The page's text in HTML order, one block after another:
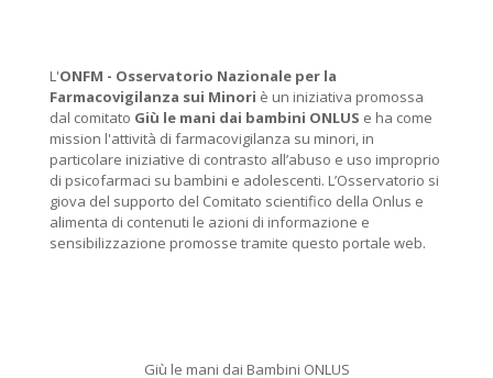
L'ONFM - Osservatorio Nazionale per la
Farmacovigilanza sui Minori è un iniziativa promossa
dal comitato Giù le mani dai bambini ONLUS e ha come
mission l'attività di farmacovigilanza su minori, in
particolare iniziative di contrasto all’abuso e uso improprio
di psicofarmaci su bambini e adolescenti. L’Osservatorio si
giova del supporto del Comitato scientifico della Onlus e
alimenta di contenuti le azioni di informazione e
sensibilizzazione promosse tramite questo portale web.
Giù le mani dai Bambini ONLUS